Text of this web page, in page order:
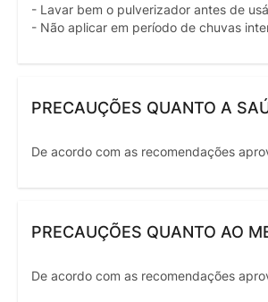
- Lavar bem o pulverizador antes de
- Não aplicar em período de chuvas
PRECAUÇÕES QUANTO A
De acordo com as recomendações
PRECAUÇÕES QUANTO AO
De acordo com as recomendações